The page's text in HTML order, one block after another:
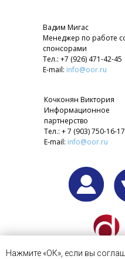
Нажмите «ОК», если вы
Кочконян Виктория
Информационное
партнерство
Тел.: + 7 (903) 750-16-17
E-mail: info@oor.ru
сайта
Вадим Мигас
Менеджер по работе
спонсорами
Тел.: +7 (926) 471-42-45
E-mail: info@oor.ru